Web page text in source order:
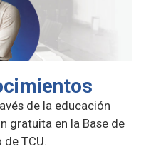
de la educación
gratuita en la Base de
TCU.